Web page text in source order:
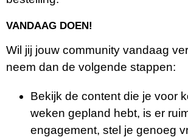
VANDAAG DOEN!
Wil jij jouw community vandaag
neem dan de volgende stappen:
Bekijk de content die je voor
weken gepland hebt, is er
engagement, stel je genoeg